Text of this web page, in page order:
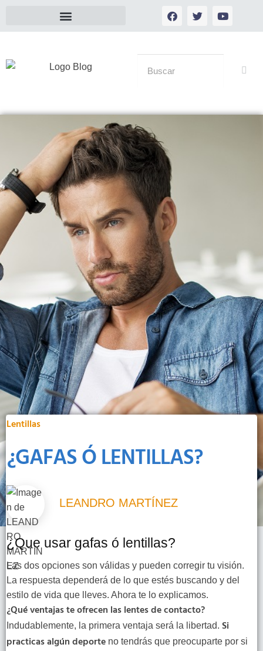
Lentillas
¿GAFAS Ó LENTILLAS?
LEANDRO MARTÍNEZ
¿Que usar gafas ó lentillas?
Las dos opciones son válidas y pueden corregir tu visión.
La respuesta dependerá de lo que estés buscando y del
estilo de vida que lleves. Ahora te lo explicamos.
¿Qué ventajas te ofrecen las lentes de contacto?
Indudablemente, la primera ventaja será la libertad. Si
practicas algún deporte no tendrás que preocuparte por si